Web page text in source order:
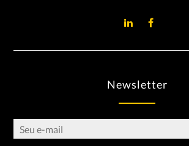
Newsletter